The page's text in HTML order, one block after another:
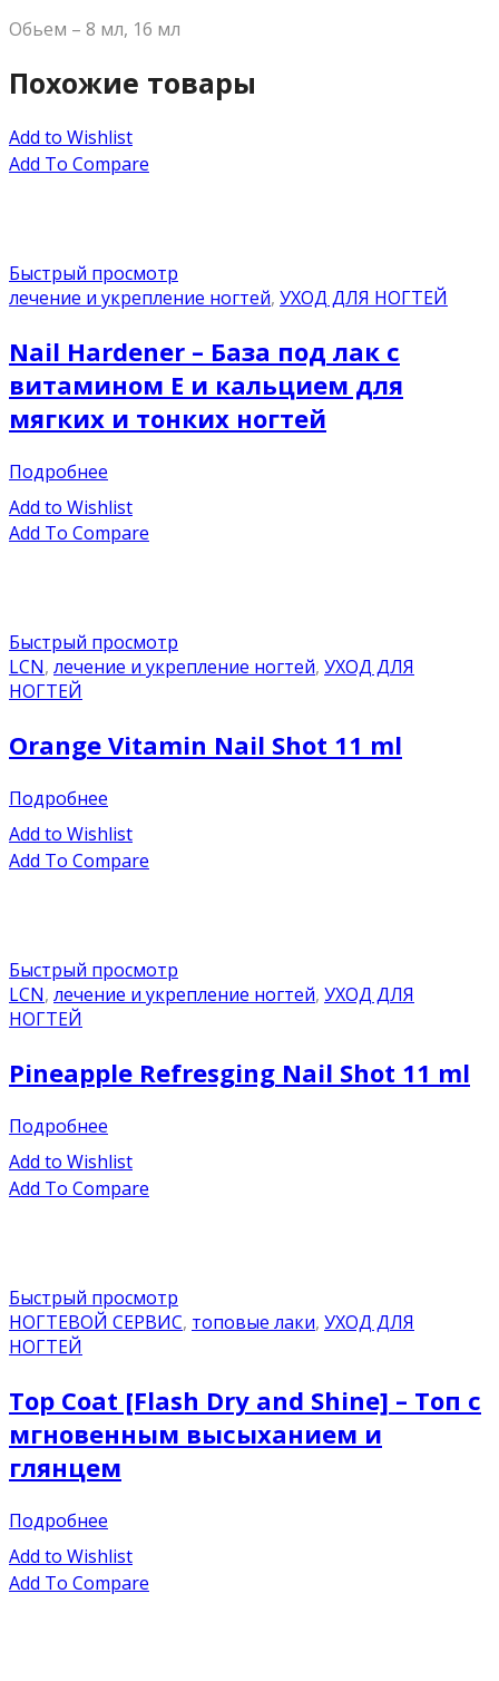
Обьем – 8 мл, 16 мл
Похожие товары
Add to Wishlist
Add To Compare
Быстрый просмотр
лечение и укрепление ногтей, УХОД ДЛЯ НОГТЕЙ
Nail Hardener – База под лак с
витамином E и кальцием для
мягких и тонких ногтей
Подробнее
Add to Wishlist
Add To Compare
Быстрый просмотр
LCN, лечение и укрепление ногтей, УХОД ДЛЯ
НОГТЕЙ
Orange Vitamin Nail Shot 11 ml
Подробнее
Add to Wishlist
Add To Compare
Быстрый просмотр
LCN, лечение и укрепление ногтей, УХОД ДЛЯ
НОГТЕЙ
Pineapple Refresging Nail Shot 11 ml
Подробнее
Add to Wishlist
Add To Compare
Быстрый просмотр
НОГТЕВОЙ СЕРВИС, топовые лаки, УХОД ДЛЯ
НОГТЕЙ
Top Coat [Flash Dry and Shine] – Топ с
мгновенным высыханием и
глянцем
Подробнее
Add to Wishlist
Add To Compare